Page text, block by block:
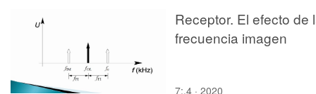
Receptor. El efecto de
frecuencia imagen
7:,4 · 2020